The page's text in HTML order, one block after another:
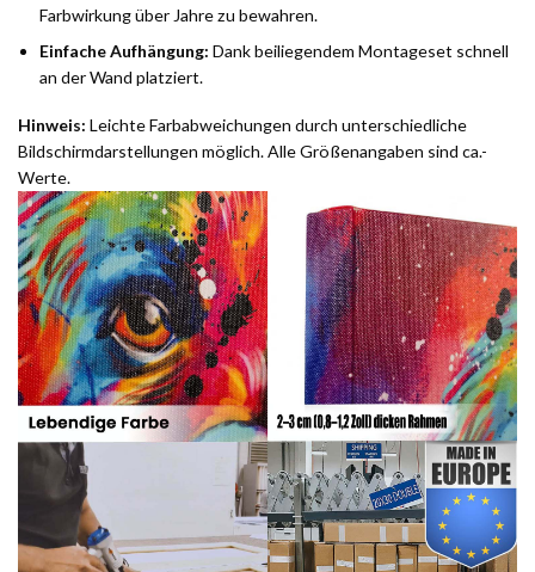
Farbwirkung über Jahre zu bewahren.
Einfache Aufhängung: Dank beiliegendem Montageset schnell
an der Wand platziert.
Hinweis: Leichte Farbabweichungen durch unterschiedliche
Bildschirmdarstellungen möglich. Alle Größenangaben sind ca.-
Werte.